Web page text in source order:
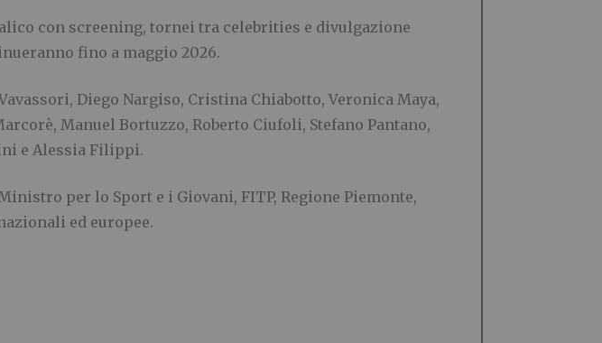
con screening, tornei tra celebrities e divulgazione
fino a maggio 2026.
Diego Nargiso, Cristina Chiabotto, Veronica Maya,
Manuel Bortuzzo, Roberto Ciufoli, Stefano Pantano,
e Alessia Filippi.
per lo Sport e i Giovani, FITP, Regione Piemonte,
ed europee.